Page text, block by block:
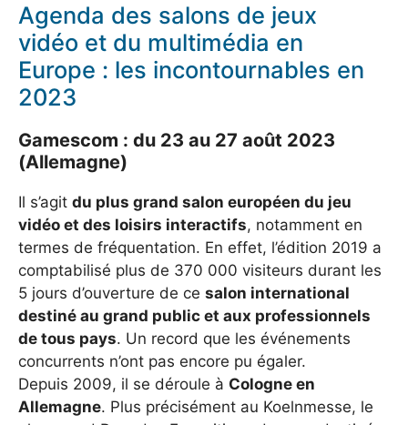
Agenda des salons de jeux
vidéo et du multimédia en
Europe : les incontournables en
2023
Gamescom : du 23 au 27 août 2023
(Allemagne)
Il s’agit du plus grand salon européen du jeu
vidéo et des loisirs interactifs, notamment en
termes de fréquentation. En effet, l’édition 2019 a
comptabilisé plus de 370 000 visiteurs durant les
5 jours d’ouverture de ce salon international
destiné au grand public et aux professionnels
de tous pays. Un record que les événements
concurrents n’ont pas encore pu égaler.
Depuis 2009, il se déroule à Cologne en
Allemagne. Plus précisément au Koelnmesse, le